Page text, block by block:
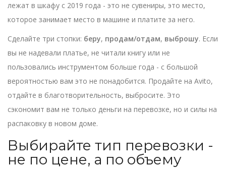
лежат в шкафу с 2019 года - это не сувениры, это место,
которое занимает место в машине и платите за него.
Сделайте три стопки: беру, продам/отдам, выброшу. Если
вы не надевали платье, не читали книгу или не
пользовались инструментом больше года - с большой
вероятностью вам это не понадобится. Продайте на Avito,
отдайте в благотворительность, выбросите. Это
сэкономит вам не только деньги на перевозке, но и силы на
распаковку в новом доме.
Выбирайте тип перевозки -
не по цене, а по объему